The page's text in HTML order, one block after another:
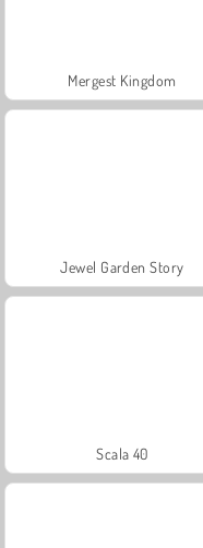
Mergest Kingdom
Jewel Garden Story
Scala 40